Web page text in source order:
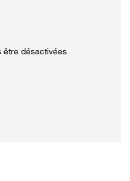
être désactivées